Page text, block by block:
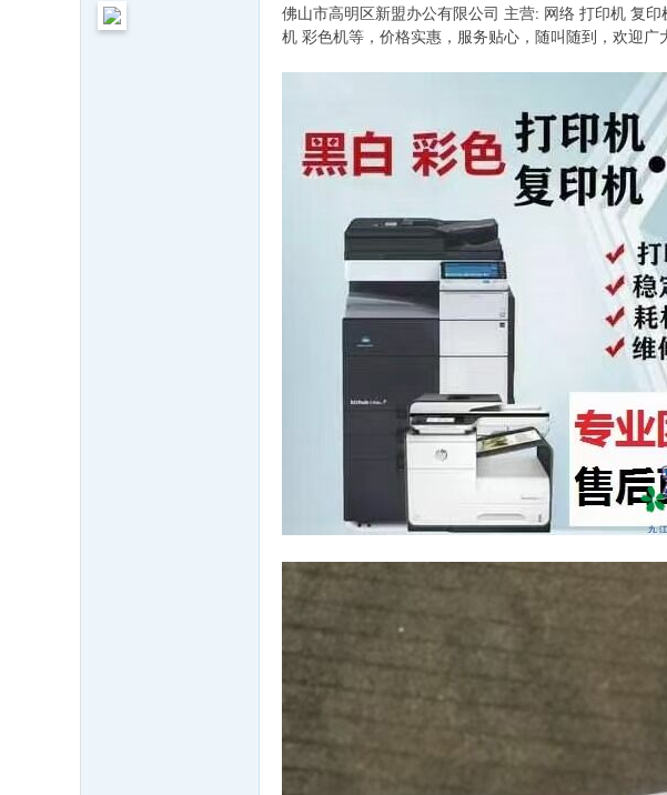
佛山市高明区新盟办公有限公司 主营: 网络 打印机 复
机 彩色机等，价格实惠，服务贴心，随叫随到，欢迎广